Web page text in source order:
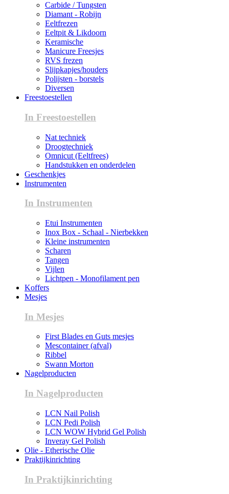
Carbide / Tungsten
Diamant - Robijn
Eeltfrezen
Eeltpit & Likdoorn
Keramische
Manicure Freesjes
RVS frezen
Slijpkapjes/houders
Polijsten - borstels
Diversen
Freestoestellen
In Freestoestellen
Nat techniek
Droogtechniek
Omnicut (Eeltfrees)
Handstukken en onderdelen
Geschenkjes
Instrumenten
In Instrumenten
Etui Instrumenten
Inox Box - Schaal - Nierbekken
Kleine instrumenten
Scharen
Tangen
Vijlen
Lichtpen - Monofilament pen
Koffers
Mesjes
In Mesjes
First Blades en Guts mesjes
Mescontainer (afval)
Ribbel
Swann Morton
Nagelproducten
In Nagelproducten
LCN Nail Polish
LCN Pedi Polish
LCN WOW Hybrid Gel Polish
Inveray Gel Polish
Olie - Etherische Olie
Praktijkinrichting
In Praktijkinrichting